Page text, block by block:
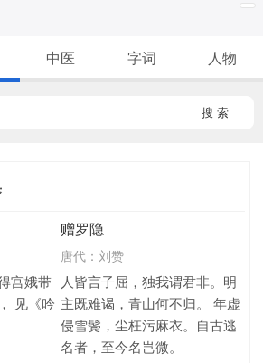
中医 字词 人物
搜 索
宫娥带
见《吟
赠罗隐
唐代： 刘赞
人皆言子屈，独我谓君非。明
主既难谒，青山何不归。 年虚
侵雪鬓，尘枉污麻衣。自古逃
名者，至今名岂微。